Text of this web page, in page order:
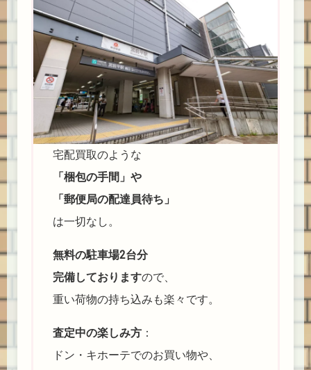
宅配買取のような
「梱包の手間」や
「郵便局の配達員待ち」
は一切なし。
無料の駐車場2台分
完備しておりますので、
重い荷物の持ち込みも楽々です。
査定中の楽しみ方 ：
ドン・キホーテでのお買い物や、